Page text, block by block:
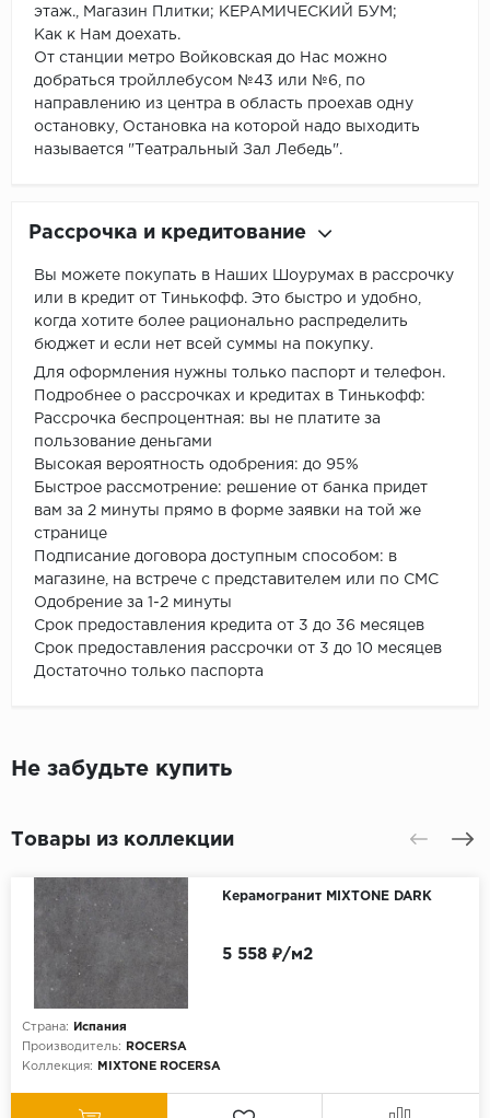
этаж., Магазин Плитки; КЕРАМИЧЕСКИЙ БУМ;
Как к Нам доехать.
От станции метро Войковская до Нас можно
добраться тройллебусом №43 или №6, по
направлению из центра в область проехав одну
остановку, Остановка на которой надо выходить
называется "Театральный Зал Лебедь".
Рассрочка и кредитование
Вы можете покупать в Наших Шоурумах в рассрочку
или в кредит от Тинькофф. Это быстро и удобно,
когда хотите более рационально распределить
бюджет и если нет всей суммы на покупку.
Для оформления нужны только паспорт и телефон.
Подробнее о рассрочках и кредитах в Тинькофф:
Рассрочка беспроцентная: вы не платите за
пользование деньгами
Высокая вероятность одобрения: до 95%
Быстрое рассмотрение: решение от банка придет
вам за 2 минуты прямо в форме заявки на той же
странице
Подписание договора доступным способом: в
магазине, на встрече с представителем или по СМС
Одобрение за 1-2 минуты
Срок предоставления кредита от 3 до 36 месяцев
Срок предоставления рассрочки от 3 до 10 месяцев
Достаточно только паспорта
Не забудьте купить
Товары из коллекции
Керамогранит MIXTONE DARK
Страна:
Испания
Производитель:
ROCERSA
Коллекция:
MIXTONE ROCERSA
5 558 ₽/м2